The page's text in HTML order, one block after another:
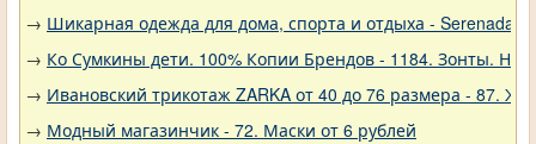
→ Шикарная одежда для дома, спорта и отдыха - Serenada -
→ Ко Сумкины дети. 100% Копии Брендов - 1184. Зонты.
→ Ивановский трикотаж ZARKA от 40 до 76 размера - 87.
→ Модный магазинчик - 72. Маски от 6 рублей